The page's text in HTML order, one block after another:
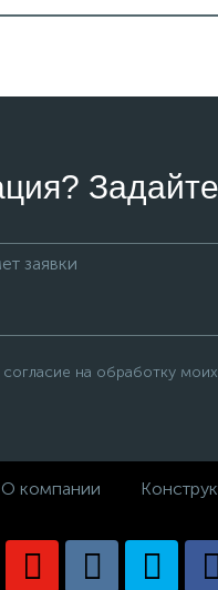
на обработку
О компании